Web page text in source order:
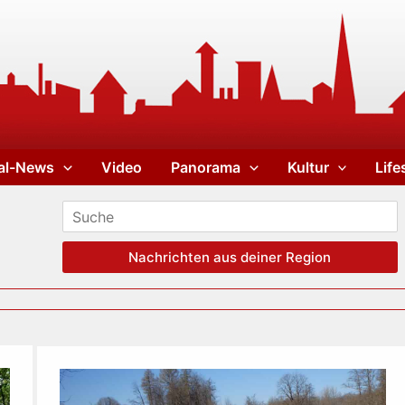
News Video Panorama Kultur
Nachrichten aus deiner Region